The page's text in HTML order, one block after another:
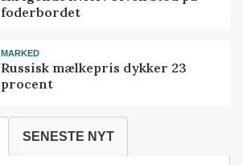
foderbordet
MARKED
Russisk mælkepris dykker 23
procent
SENESTE NYT